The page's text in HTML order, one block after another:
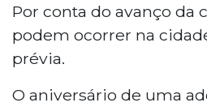
Por conta do avanço da
podem ocorrer na
prévia.
O aniversário de uma